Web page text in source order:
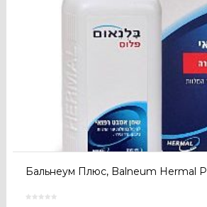
Бальнеум Плюс, Balneum Hermal